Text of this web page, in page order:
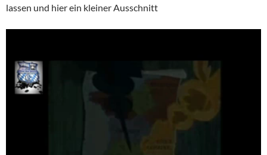
lassen und hier ein kleiner Ausschnitt